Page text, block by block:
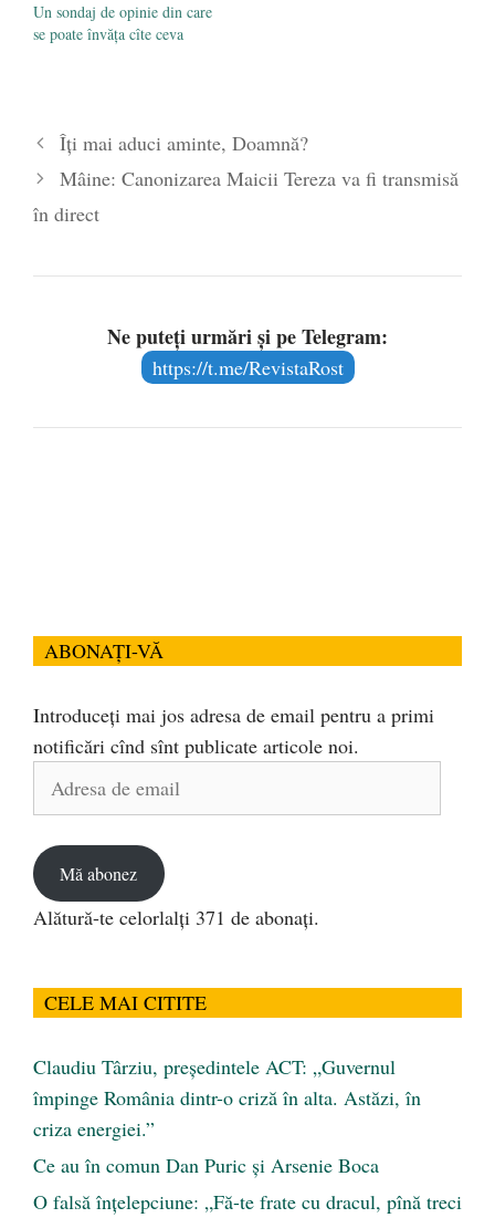
Un sondaj de opinie din care
se poate învăța cîte ceva
Îți mai aduci aminte, Doamnă?
Mâine: Canonizarea Maicii Tereza va fi transmisă
în direct
Ne puteți urmări și pe Telegram:
https://t.me/RevistaRost
ABONAȚI-VĂ
Introduceți mai jos adresa de email pentru a primi
notificări cînd sînt publicate articole noi.
Adresa
Mă abonez
Alătură-te celorlalți 371 de abonați.
CELE MAI CITITE
Claudiu Târziu, președintele ACT: „Guvernul
împinge România dintr-o criză în alta. Astăzi, în
criza energiei.”
Ce au în comun Dan Puric şi Arsenie Boca
O falsă înțelepciune: „Fă-te frate cu dracul, pînă treci